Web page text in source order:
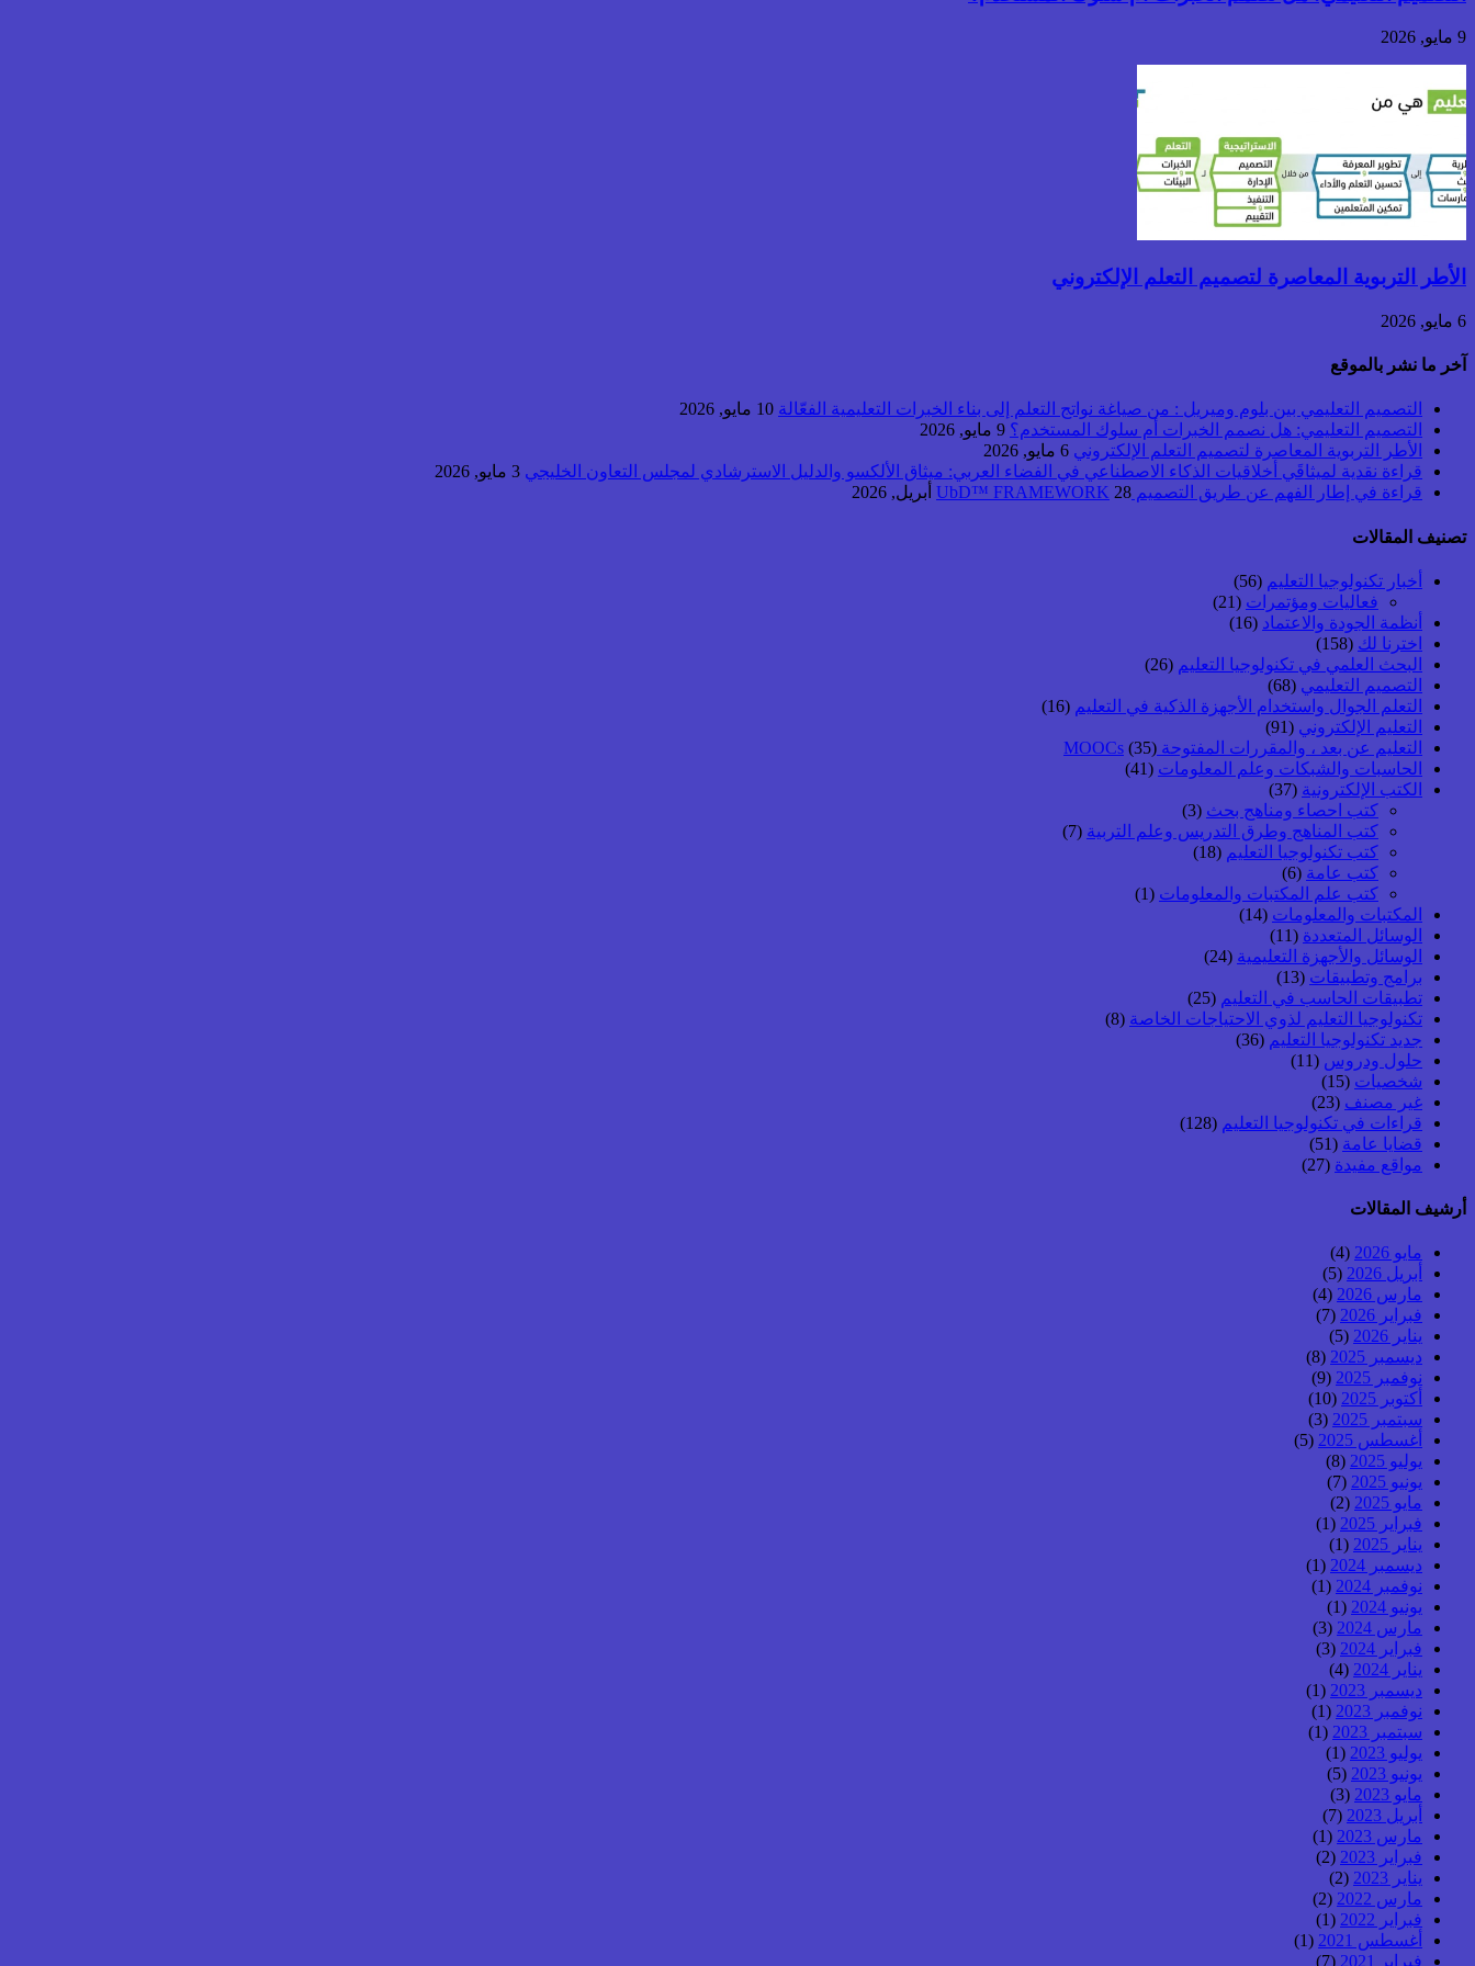
9 مايو, 2026
الأطر التربوية المعاصرة لتصميم التعلم الإلكتروني
6 مايو, 2026
آخر ما نشر بالموقع
التصميم التعليمي بين بلوم وميريل : من صياغة نواتج التعلم إلى بناء الخبرات التعليمية الفعّالة 10 مايو, 2026
التصميم التعليمي: هل نصمم الخبرات أم سلوك المستخدم؟ 9 مايو, 2026
الأطر التربوية المعاصرة لتصميم التعلم الإلكتروني 6 مايو, 2026
قراءة نقدية لميثاقَي أخلاقيات الذكاء الاصطناعي في الفضاء العربي: ميثاق الألكسو والدليل الاسترشادي لمجلس التعاون الخليجي 3 مايو, 2026
قراءة في إطار الفهم عن طريق التصميم UbD™ FRAMEWORK 28 أبريل, 2026
تصنيف المقالات
أخبار تكنولوجيا التعليم (56)
فعاليات ومؤتمرات (21)
أنظمة الجودة والاعتماد (16)
اخترنا لك (158)
البحث العلمي في تكنولوجيا التعليم (26)
التصميم التعليمي (68)
التعلم الجوال واستخدام الأجهزة الذكية في التعليم (16)
التعليم الإلكتروني (91)
التعليم عن بعد ، والمقررات المفتوحة MOOCs (35)
الحاسبات والشبكات وعلم المعلومات (41)
الكتب الإلكترونية (37)
كتب احصاء ومناهج بحث (3)
كتب المناهج وطرق التدريس وعلم التربية (7)
كتب تكنولوجيا التعليم (18)
كتب عامة (6)
كتب علم المكتبات والمعلومات (1)
المكتبات والمعلومات (14)
الوسائل المتعددة (11)
الوسائل والأجهزة التعليمية (24)
برامج وتطبيقات (13)
تطبيقات الحاسب في التعليم (25)
تكنولوجيا التعليم لذوي الاحتياجات الخاصة (8)
جديد تكنولوجيا التعليم (36)
حلول ودروس (11)
شخصيات (15)
غير مصنف (23)
قراءات في تكنولوجيا التعليم (128)
قضايا عامة (51)
مواقع مفيدة (27)
أرشيف المقالات
مايو 2026
(4)
أبريل 2026
(5)
مارس 2026
(4)
فبراير 2026
(7)
يناير 2026
(5)
ديسمبر 2025
(8)
نوفمبر 2025
(9)
أكتوبر 2025
(10)
سبتمبر 2025
(3)
أغسطس 2025
(5)
يوليو 2025
(8)
يونيو 2025
(7)
مايو 2025
(2)
فبراير 2025
(1)
يناير 2025
(1)
ديسمبر 2024
(1)
نوفمبر 2024
(1)
يونيو 2024
(1)
مارس 2024
(3)
فبراير 2024
(3)
يناير 2024
(4)
ديسمبر 2023
(1)
نوفمبر 2023
(1)
سبتمبر 2023
(1)
يوليو 2023
(1)
يونيو 2023
(5)
مايو 2023
(3)
أبريل 2023
(7)
مارس 2023
(1)
فبراير 2023
(2)
يناير 2023
(2)
مارس 2022
(2)
فبراير 2022
(1)
أغسطس 2021
(1)
فبراير 2021
(7)